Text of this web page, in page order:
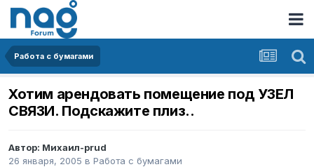
Работа с бумагами
Хотим арендовать помещение под УЗЕЛ
СВЯЗИ. Подскажите плиз..
Автор: Михаил-prud
26 января, 2005 в Работа с бумагами